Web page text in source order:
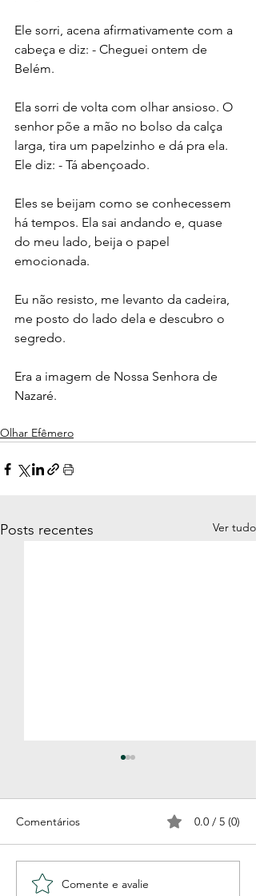
Ele sorri, acena afirmativamente com a
cabeça e diz: - Cheguei ontem de
Belém.
Ela sorri de volta com olhar ansioso. O
senhor põe a mão no bolso da calça
larga, tira um papelzinho e dá pra ela.
Ele diz: - Tá abençoado.
Eles se beijam como se conhecessem
há tempos. Ela sai andando e, quase
do meu lado, beija o papel
emocionada.
Eu não resisto, me levanto da cadeira,
me posto do lado dela e descubro o
segredo.
Era a imagem de Nossa Senhora de
Nazaré.
Olhar Efêmero
Posts recentes Ver tudo
Me perdoa (poema)
Comentários 0.0 / 5 (0)
Comente e avalie